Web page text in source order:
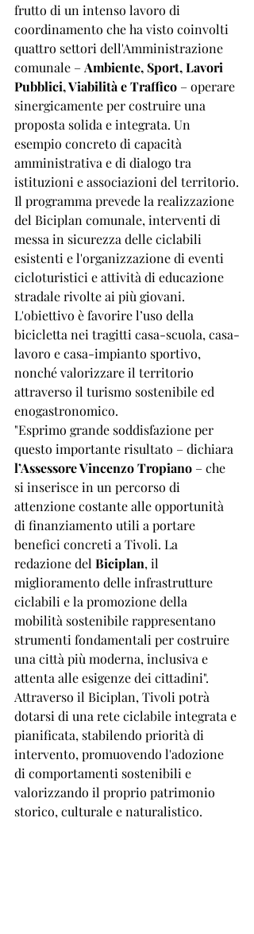
frutto di un intenso lavoro di
coordinamento che ha visto coinvolti
quattro settori dell'Amministrazione
comunale – Ambiente, Sport, Lavori
Pubblici, Viabilità e Traffico – operare
sinergicamente per costruire una
proposta solida e integrata. Un
esempio concreto di capacità
amministrativa e di dialogo tra
istituzioni e associazioni del territorio.
Il programma prevede la realizzazione
del Biciplan comunale, interventi di
messa in sicurezza delle ciclabili
esistenti e l'organizzazione di eventi
cicloturistici e attività di educazione
stradale rivolte ai più giovani.
L'obiettivo è favorire l’uso della
bicicletta nei tragitti casa-scuola, casa-
lavoro e casa-impianto sportivo,
nonché valorizzare il territorio
attraverso il turismo sostenibile ed
enogastronomico.
"Esprimo grande soddisfazione per
questo importante risultato – dichiara
l’Assessore Vincenzo Tropiano – che
si inserisce in un percorso di
attenzione costante alle opportunità
di finanziamento utili a portare
benefici concreti a Tivoli. La
redazione del Biciplan, il
miglioramento delle infrastrutture
ciclabili e la promozione della
mobilità sostenibile rappresentano
strumenti fondamentali per costruire
una città più moderna, inclusiva e
attenta alle esigenze dei cittadini".
Attraverso il Biciplan, Tivoli potrà
dotarsi di una rete ciclabile integrata e
pianificata, stabilendo priorità di
intervento, promuovendo l'adozione
di comportamenti sostenibili e
valorizzando il proprio patrimonio
storico, culturale e naturalistico.